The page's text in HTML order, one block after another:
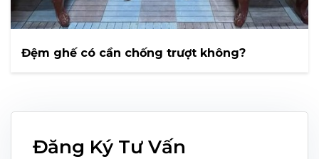
Đệm ghế có cần chống trượt không?
Đăng Ký Tư Vấn